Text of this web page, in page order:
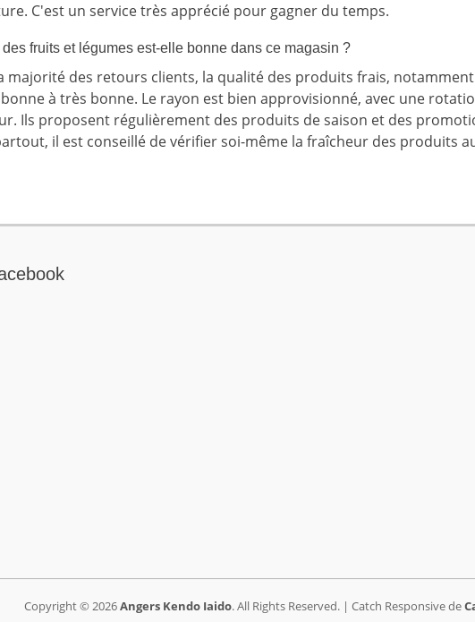
C'est un service très apprécié pour gagner du temps.
des fruits et légumes est-elle bonne dans ce magasin ?
majorité des retours clients, la qualité des produits frais,
à très bonne. Le rayon est bien approvisionné, avec une
Ils proposent régulièrement des produits de saison et des
il est conseillé de vérifier soi-même la fraîcheur des produits
Copyright © 2026Angers Kendo Iaido. All Rights Reserved. | Catch Responsive de